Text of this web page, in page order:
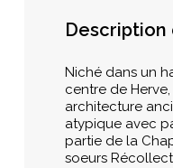
Description
Niché dans un
centre de
architecture
atypique avec
partie de la
soeurs